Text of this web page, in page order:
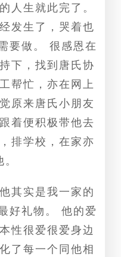
人生就此完了。
发生了，哭着也
要做。 很感恩在
下，找到唐氏协
帮忙，亦在网上
原来唐氏小朋友
着便积极带他去
排学校，在家亦
其实是我一家的
好礼物。 他的爱
性很爱很爱身边
了每一个同他相